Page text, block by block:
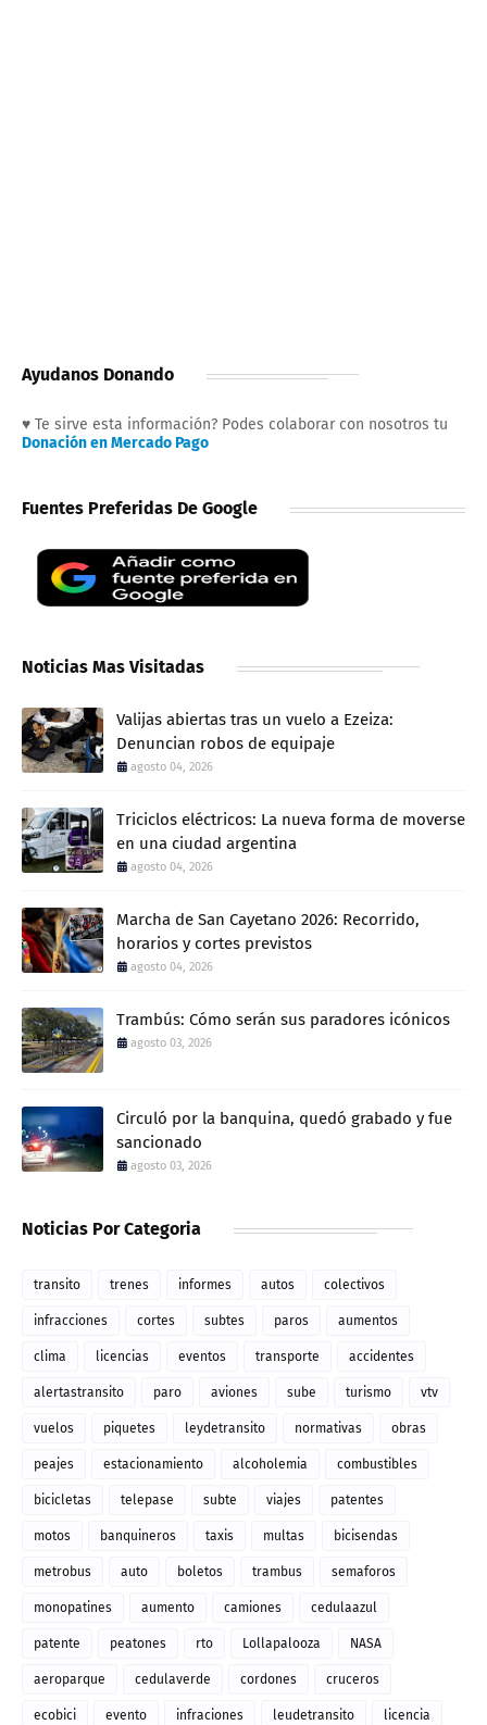
Ayudanos Donando
♥ Te sirve esta información? Podes colaborar con nosotros tu
Donación en Mercado Pago
Fuentes Preferidas De Google
Noticias Mas Visitadas
Valijas abiertas tras un vuelo a Ezeiza:
Denuncian robos de equipaje
agosto 04, 2026
Triciclos eléctricos: La nueva forma de moverse
en una ciudad argentina
agosto 04, 2026
Marcha de San Cayetano 2026: Recorrido,
horarios y cortes previstos
agosto 04, 2026
Trambús: Cómo serán sus paradores icónicos
agosto 03, 2026
Circuló por la banquina, quedó grabado y fue
sancionado
agosto 03, 2026
Noticias Por Categoria
transito trenes informes autos colectivos
infracciones cortes subtes paros aumentos
clima licencias eventos transporte accidentes
alertastransito paro aviones sube turismo vtv
vuelos piquetes leydetransito normativas obras
peajes estacionamiento alcoholemia combustibles
bicicletas telepase subte viajes patentes
motos banquineros taxis multas bicisendas
metrobus auto boletos trambus semaforos
monopatines aumento camiones cedulaazul
patente peatones rto Lollapalooza NASA
aeroparque cedulaverde cordones cruceros
ecobici evento infraciones leudetransito licencia